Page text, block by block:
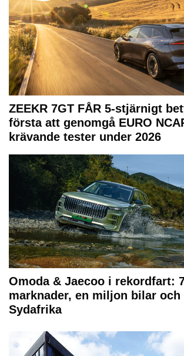
ZEEKR 7GT FÅR 5-stjärnigt
första att genomgå EURO
krävande tester under 2026
Omoda & Jaecoo i rekordfart:
marknader, en miljon bilar
Sydafrika